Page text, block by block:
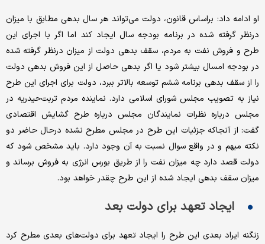
او ادامه داد: براساس قانون، دولت می‌تواند هر سال بدهی مطابق با میزان
درنظر گرفته شده در برنامه بودجه سال ایجاد کند اما اگر با اجرای این
طرح و فروش نفت به مردم، سقف بدهی دولت از میزان درنظر گرفته شده
در بودجه امسال بیشتر شود یا اگر بدهی حاصل از این فروش بدهی دولت
را از سقف بدهی برنامه ششم توسعه بالاتر ببرد، دولت برای اجرای این طرح
نیاز به تصویب مجلس شورای اسلامی دارد. نماینده مردم تربت‌حیدریه در
مجلس درباره نظرات نمایندگان مجلس درباره طرح گشایش اقتصادی
گفت: از آنجاکه جزئیات این طرح در مجلس مطرح نشده درحال حاضر دو
نکته مبهم و در واقع سوال نسبت به آن وجود دارد. باید مشخص شود که
دولت قصد دارد چه میزان نفت را از طریق بورس انرژی به فروش برساند و
میزان سقف بدهی ایجاد شده از این طرح چقدر خواهد بود.
ایجاد تعهد برای دولت بعد
زنگنه ایراد بعدی این طرح را ایجاد تعهد برای دولت‌های بعدی مطرح کرد